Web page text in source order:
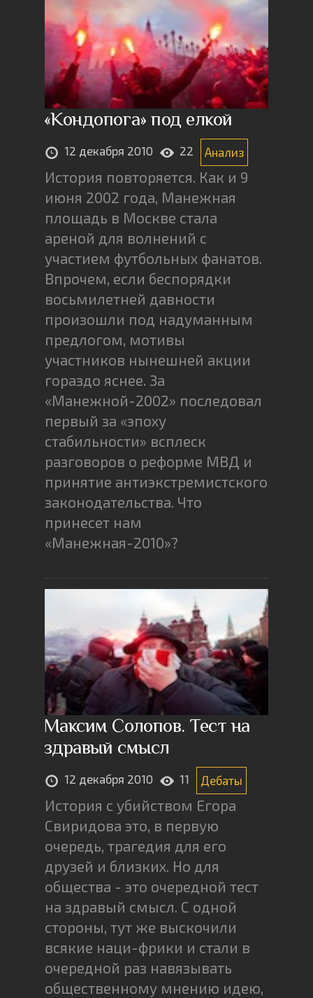
«Кондопога» под елкой
12 декабря 2010 22 Анализ
История повторяется. Как и 9
июня 2002 года, Манежная
площадь в Москве стала
ареной для волнений с
участием футбольных фанатов.
Впрочем, если беспорядки
восьмилетней давности
произошли под надуманным
предлогом, мотивы
участников нынешней акции
гораздо яснее. За
«Манежной-2002» последовал
первый за «эпоху
стабильности» всплеск
разговоров о реформе МВД и
принятие антиэкстремистского
законодательства. Что
принесет нам
«Манежная-2010»?
Максим Солопов. Тест на
здравый смысл
12 декабря 2010 11 Дебаты
История с убийством Егора
Свиридова это, в первую
очередь, трагедия для его
друзей и близких. Но для
общества - это очередной тест
на здравый смысл. С одной
стороны, тут же выскочили
всякие наци-фрики и стали в
очередной раз навязывать
общественному мнению идею,